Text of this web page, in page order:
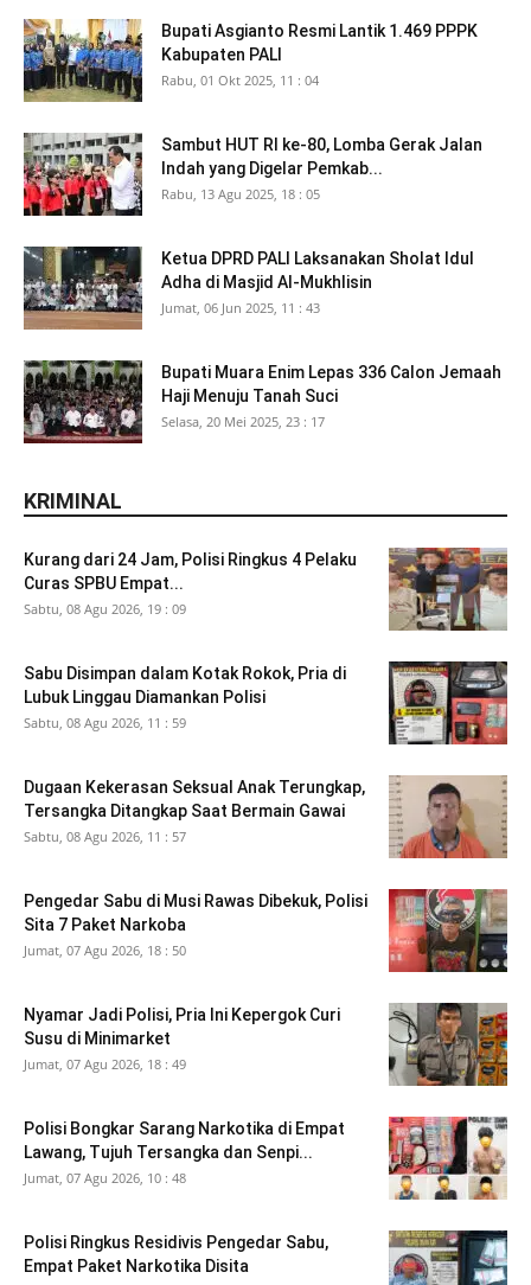
Bupati Asgianto Resmi Lantik 1.469 PPPK
Kabupaten PALI
Rabu, 01 Okt 2025, 11 : 04
Sambut HUT RI ke-80, Lomba Gerak Jalan
Indah yang Digelar Pemkab...
Rabu, 13 Agu 2025, 18 : 05
Ketua DPRD PALI Laksanakan Sholat Idul
Adha di Masjid Al-Mukhlisin
Jumat, 06 Jun 2025, 11 : 43
Bupati Muara Enim Lepas 336 Calon Jemaah
Haji Menuju Tanah Suci
Selasa, 20 Mei 2025, 23 : 17
KRIMINAL
Kurang dari 24 Jam, Polisi Ringkus 4 Pelaku
Curas SPBU Empat...
Sabtu, 08 Agu 2026, 19 : 09
Sabu Disimpan dalam Kotak Rokok, Pria di
Lubuk Linggau Diamankan Polisi
Sabtu, 08 Agu 2026, 11 : 59
Dugaan Kekerasan Seksual Anak Terungkap,
Tersangka Ditangkap Saat Bermain Gawai
Sabtu, 08 Agu 2026, 11 : 57
Pengedar Sabu di Musi Rawas Dibekuk, Polisi
Sita 7 Paket Narkoba
Jumat, 07 Agu 2026, 18 : 50
Nyamar Jadi Polisi, Pria Ini Kepergok Curi
Susu di Minimarket
Jumat, 07 Agu 2026, 18 : 49
Polisi Bongkar Sarang Narkotika di Empat
Lawang, Tujuh Tersangka dan Senpi...
Jumat, 07 Agu 2026, 10 : 48
Polisi Ringkus Residivis Pengedar Sabu,
Empat Paket Narkotika Disita